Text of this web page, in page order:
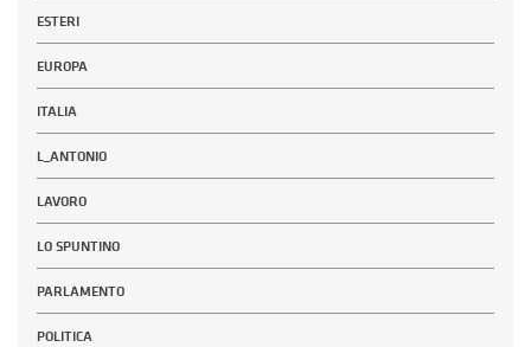
ESTERI
EUROPA
ITALIA
L_ANTONIO
LAVORO
LO SPUNTINO
PARLAMENTO
POLITICA